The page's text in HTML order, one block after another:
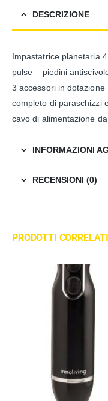
DESCRIZIONE
Impastatrice planetaria
pulse – piedini
3 accessori in
completo di paraschizzi
cavo di alimentazione
INFORMAZIONI
RECENSIONI (0)
PRODOTTI CORRELATI